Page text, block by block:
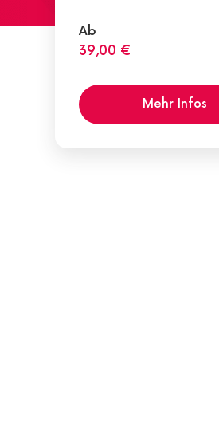
Ab
39,00 €
Mehr Infos